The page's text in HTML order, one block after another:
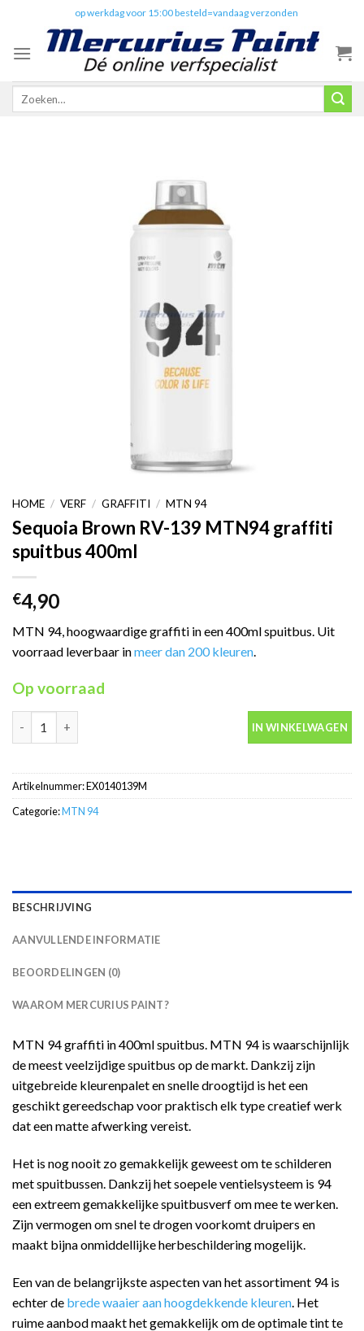
content
op werkdag voor 15:00 besteld=vandaag verzonden
Zoeken
HOME / VERF / GRAFFITI / MTN 94
Sequoia Brown RV-139 MTN94 graffiti
spuitbus 400ml
€4,90
MTN 94, hoogwaardige graffiti in een 400ml spuitbus. Uit
voorraad leverbaar inmeer dan 200 kleuren.
Op voorraad
IN WINKELWAGEN
Artikelnummer:EX0140139M
Categorie:MTN 94
BESCHRIJVING
AANVULLENDE INFORMATIE
BEOORDELINGEN (0)
WAAROM MERCURIUS PAINT?
MTN 94 graffiti in 400ml spuitbus. MTN 94 is waarschijnlijk
de meest veelzijdige spuitbus op de markt. Dankzij zijn
uitgebreide kleurenpalet en snelle droogtijd is het een
geschikt gereedschap voor praktisch elk type creatief werk
dat een matte afwerking vereist.
Het is nog nooit zo gemakkelijk geweest om te schilderen
met spuitbussen. Dankzij het soepele ventielsysteem is 94
een extreem gemakkelijke spuitbusverf om mee te werken.
Zijn vermogen om snel te drogen voorkomt druipers en
maakt bijna onmiddellijke herbeschildering mogelijk.
Een van de belangrijkste aspecten van het assortiment 94 is
echter de brede waaier aan hoogdekkende kleuren. Het
ruime aanbod maakt het gemakkelijk om de optimale tint te